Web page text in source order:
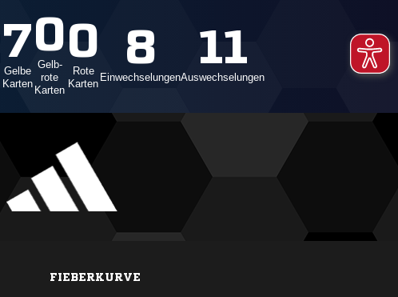
7
Gelbe
Karten
0
Gelb-
rote
Karten
0
Rote
Karten
8
Einwechselungen
11
Auswechselungen
FIEBERKURVE